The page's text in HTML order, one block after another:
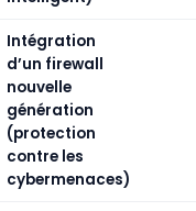
Intégration
d’un firewall
nouvelle
génération
(protection
contre les
cybermenaces)